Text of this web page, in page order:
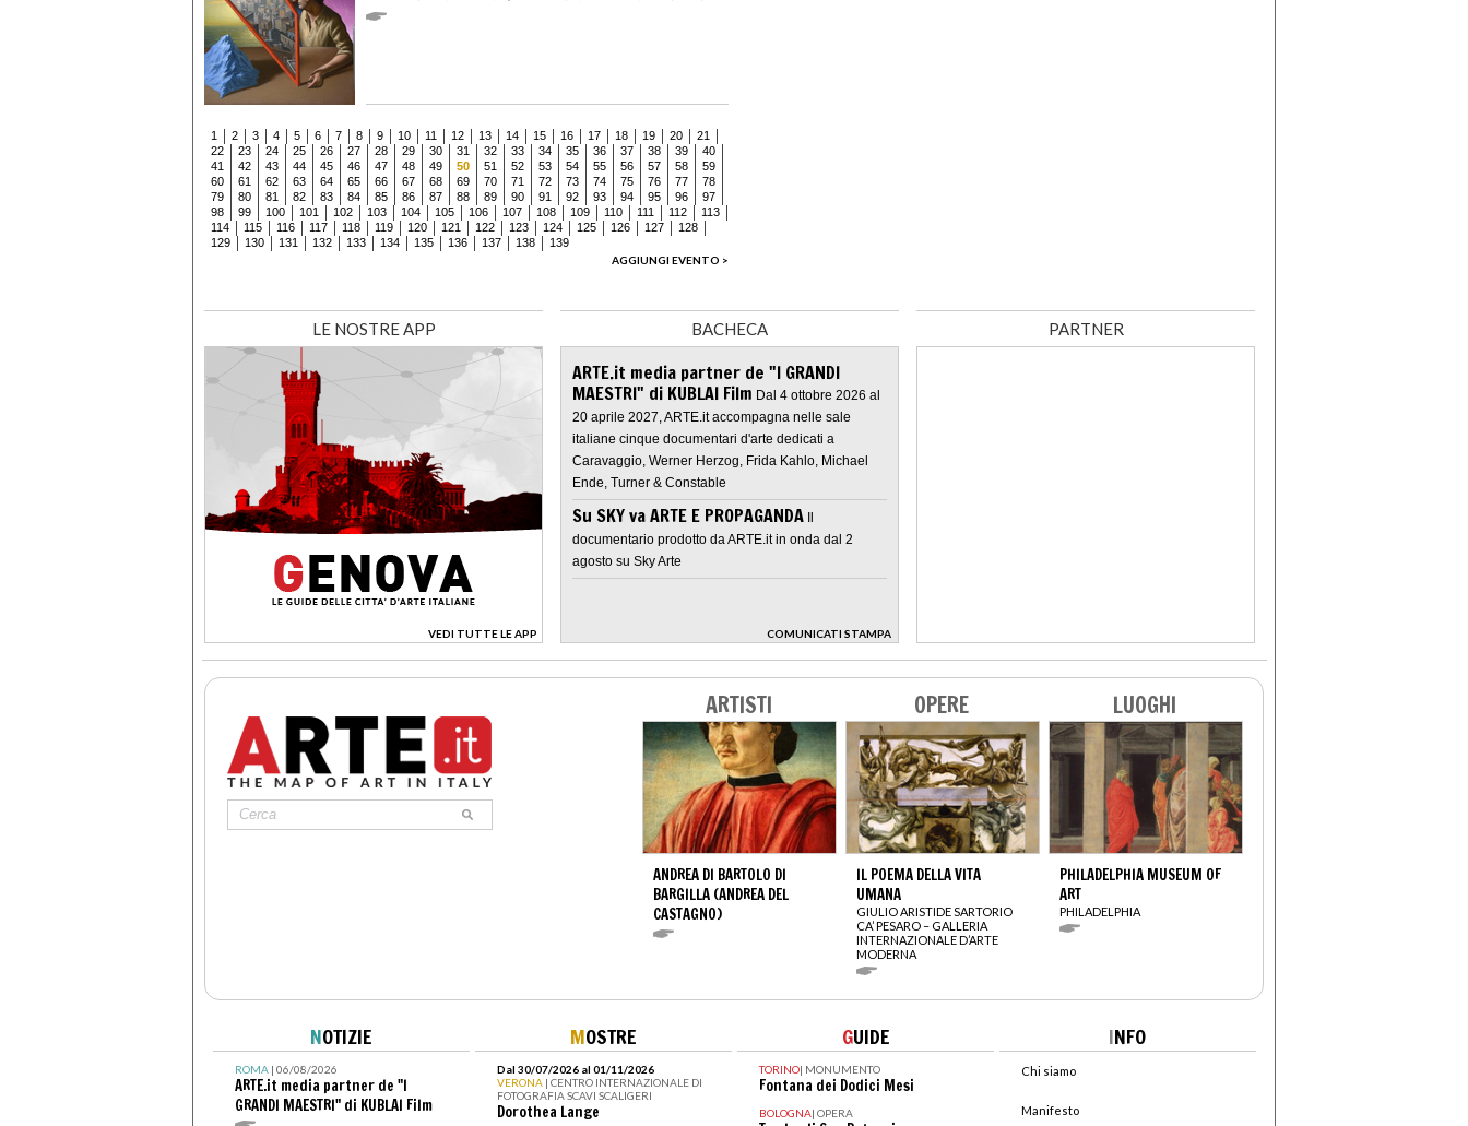
1 2 3 4 5 6 7 8 9 10 11 12 13 14 15 16 17 18 19 20
21
22
23 24 25 26 27 28 29 30 31 32 33 34 35 36 37 38 39
40
41
42 43 44 45 46 47 48 49 50 51 52 53 54 55 56 57 58
59
60
61 62 63 64 65 66 67 68 69 70 71 72 73 74 75 76 77
78
79
80 81 82 83 84 85 86 87 88 89 90 91 92 93 94 95 96
97
98
99 100 101 102 103 104 105 106 107 108 109 110 111 112
113
114
115 116 117 118 119 120 121 122 123 124 125 126 127
128
129
130 131 132 133 134 135 136 137 138
139
AGGIUNGI EVENTO >
LE NOSTRE APP
VEDI TUTTE LE APP
>
BACHECA
ARTE.it media partner de "I GRANDI
MAESTRI" di KUBLAI Film Dal 4 ottobre 2026 al
20 aprile 2027, ARTE.it accompagna nelle sale
italiane cinque documentari d'arte dedicati a
Caravaggio, Werner Herzog, Frida Kahlo, Michael
Ende, Turner & Constable
Su SKY va ARTE E PROPAGANDA Il
documentario prodotto da ARTE.it in onda dal 2
agosto su Sky Arte
COMUNICATI STAMPA
>
PARTNER
ARTISTI
ANDREA DI BARTOLO DI
BARGILLA (ANDREA DEL
CASTAGNO)
OPERE
IL POEMA DELLA VITA
UMANA
GIULIO ARISTIDE SARTORIO
CA’ PESARO – GALLERIA
INTERNAZIONALE D’ARTE
MODERNA
LUOGHI
PHILADELPHIA MUSEUM OF
ART
PHILADELPHIA
NOTIZIE
ROMA| 06/08/2026
ARTE.it media partner de "I
GRANDI MAESTRI" di KUBLAI Film
MOSTRE
Dal 30/07/2026 al 01/11/2026
VERONA | CENTRO INTERNAZIONALE DI
FOTOGRAFIA SCAVI SCALIGERI
Dorothea Lange
GUIDE
TORINO| MONUMENTO
Fontana dei Dodici Mesi
BOLOGNA| OPERA
INFO
Chi siamo
Manifesto